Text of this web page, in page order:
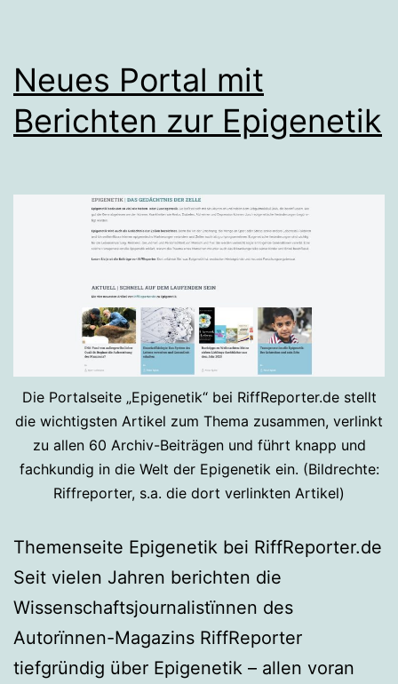
Neues Portal mit
Berichten zur Epigenetik
Die Portalseite „Epigenetik“ bei RiffReporter.de stellt
die wichtigsten Artikel zum Thema zusammen, verlinkt
zu allen 60 Archiv-Beiträgen und führt knapp und
fachkundig in die Welt der Epigenetik ein. (Bildrechte:
Riffreporter, s.a. die dort verlinkten Artikel)
Themenseite Epigenetik bei RiffReporter.de
Seit vielen Jahren berichten die
Wissenschaftsjournalistïnnen des
Autorïnnen-Magazins RiffReporter
tiefgründig über Epigenetik – allen voran